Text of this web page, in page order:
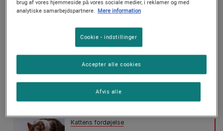
Populære artikler
Hvorfor drikker min kat meget
vand?
Kattens fordøjelse
brug af vores hjemmeside på vores sociale medier, i reklamer og med
analytiske samarbejdspartnere. Mere information
Cookie - indstillinger
Afvis alle
Accepter alle cookies